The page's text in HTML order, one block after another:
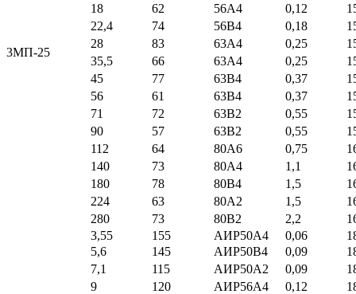
3МП-25
18
62 56А4 0,12
22,4
74 56В4 0,18
28
83 63А4 0,25
35,5
66 63А4 0,25
45
77 63В4 0,37
56
61 63В4 0,37
71
72 63В2 0,55
90
57 63В2 0,55
112
64 80А6 0,75
140
73 80А4 1,1
180
78 80В4 1,5
224
63 80А2 1,5
280
73 80В2 2,2
3,55 155 АИР50А4 0,06
5,6
145 АИР50В4 0,09
7,1
115 АИР50А2 0,09
9
120 АИР56А4 0,12